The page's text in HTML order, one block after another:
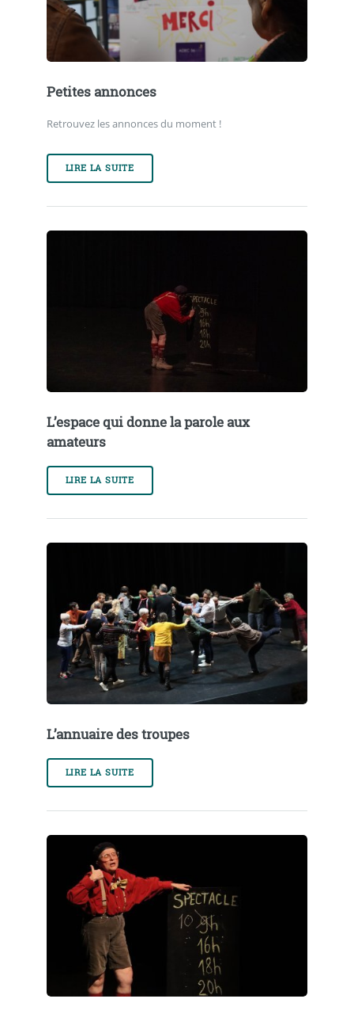
Petites annonces
Retrouvez les annonces du moment !
LIRE LA SUITE
L’espace qui donne la parole aux
amateurs
LIRE LA SUITE
L’annuaire des troupes
LIRE LA SUITE